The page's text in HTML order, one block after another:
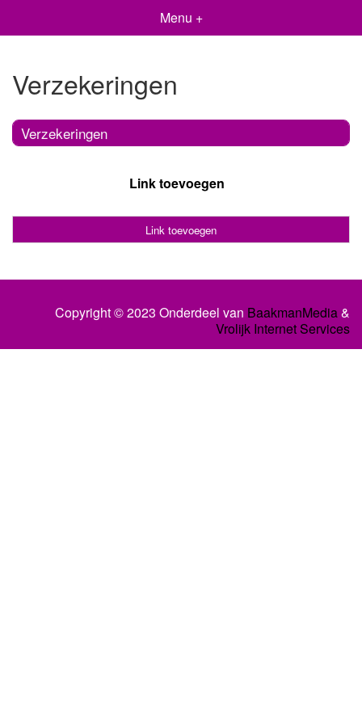
Menu +
Verzekeringen
Verzekeringen
Link toevoegen
Link toevoegen
Copyright © 2023 Onderdeel van BaakmanMedia&
Vrolijk Internet Services